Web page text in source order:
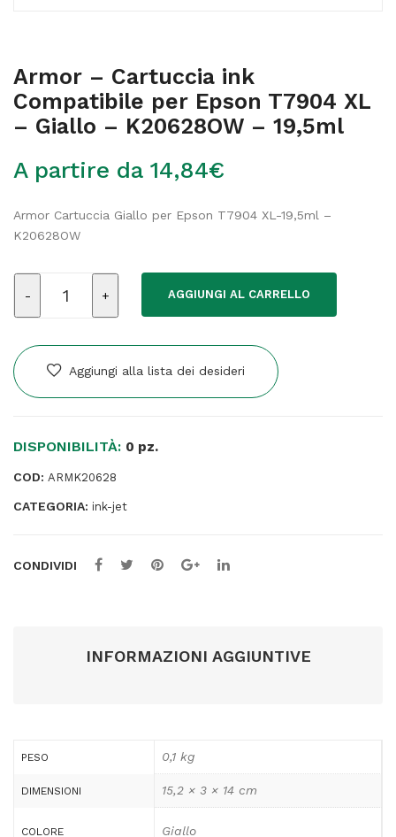
Armor – Cartuccia ink
Compatibile per Epson T7904 XL
– Giallo – K20628OW – 19,5ml
A partire da 14,84€
Armor Cartuccia Giallo per Epson T7904 XL-19,5ml –
K20628OW
ink
Compatibile
XL
-
19,5ml
AGGIUNGI AL CARRELLO
Aggiungi alla lista dei desideri
DISPONIBILITÀ: 0 pz.
COD: ARMK20628
CATEGORIA: ink-jet
CONDIVIDI
INFORMAZIONI AGGIUNTIVE
PESO 0,1 kg
DIMENSIONI 15,2 × 3 × 14 cm
COLORE Giallo